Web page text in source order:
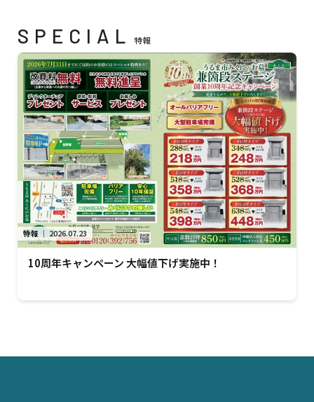
SPECIAL 特報
特報 ｜ 2026.07.23
10周年キャンペーン 大幅値下げ実施中！